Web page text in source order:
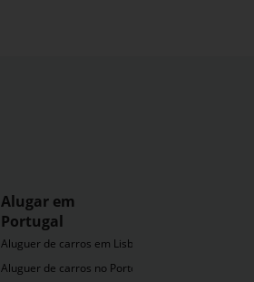
Alugar em
Portugal
Aluguer de carros em Lisboa
Aluguer de carros no Porto